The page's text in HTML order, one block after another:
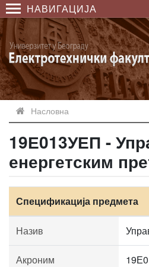
НАВИГАЦИЈА
Насловна
19Е013УЕП -
енергетским
Спецификација предмета
Назив
Акроним